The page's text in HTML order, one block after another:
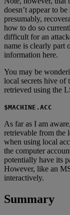
doesn’t appear to
presumably,
how to do so
difficult for an
name is clearly part
information here.
You may be
local secrets hive of
retrieved using the
$MACHINE.ACC
As far as I am
retrievable from the
when using local
the computer
potentially have its
However, like an
interactively.
Summary